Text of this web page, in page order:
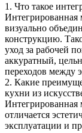
1. Что такое
Интегрированная
визуально
конструкцию.
уход за рабочей
аккуратный,
переходов между
2. Какие
кухни из
Интегрированная
отличается
эксплуатации и